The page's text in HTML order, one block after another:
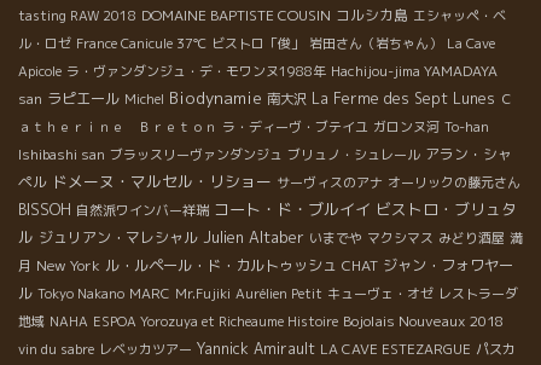
tasting RAW 2018 DOMAINE BAPTISTE COUSIN コルシカ島 エシャッペ・ベ
ル・ロゼ France Canicule 37℃ ビストロ「俊」 岩田さん（岩ちゃん）
La Cave
Apicole ラ・ヴァンダンジュ・デ・モワンヌ1988年 Hachijou-jima YAMADAYA
san ラピエール Michel Biodynamie 南大沢 La Ferme des Sept Lunes Ｃ
ａｔｈｅｒｉｎｅ Ｂｒｅｔｏｎ ラ・ディーヴ・ブテイユ ガロンヌ河 To-han
Ishibashi san ブラッスリーヴァンダンジュ ブリュノ・シュレール アラン・シャ
ペル ドメーヌ・マルセル・リショー サーヴィスのアナ オーリックの藤元さん
BISSOH 自然派ワインバー祥瑞 コート・ド・ブルイイ ビストロ・ブリュタ
ル ジュリアン・マレシャル Julien Altaber いまでや マクシマス みどり酒屋 満
月 New York ル・ルペール・ド・カルトゥッシュ CHAT ジャン・フォワヤー
ル Tokyo Nakano MARC Mr.Fujiki Aurélien Petit キューヴェ・オゼ レストラーダ
地域 NAHA ESPOA Yorozuya et Richeaume Histoire Bojolais Nouveaux 2018
vin du sabre レベッカツアー Yannick Amirault LA CAVE ESTEZARGUE パスカ